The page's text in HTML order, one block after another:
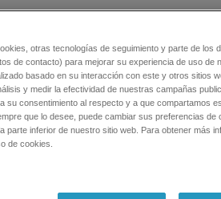
otras tecnologías de seguimiento y parte de los
de contacto) para mejorar su experiencia de uso de
basado en su interacción con este y otros sitios
y medir la efectividad de nuestras campañas
su consentimiento al respecto y a que compartamos
que lo desee, puede cambiar sus preferencias de
parte inferior de nuestro sitio web. Para obtener más
de cookies.